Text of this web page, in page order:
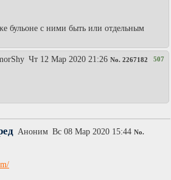
бульоне с ними быть или отдельным
Чт 12 Мар 2020 21:26 No. 2267182 507
Аноним Вc 08 Мар 2020 15:44 No.